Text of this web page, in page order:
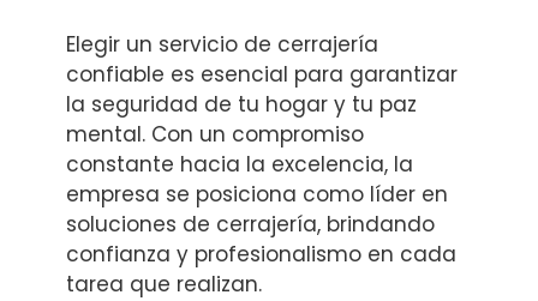
Elegir un servicio de cerrajería
confiable es esencial para garantizar
la seguridad de tu hogar y tu paz
mental. Con un compromiso
constante hacia la excelencia, la
empresa se posiciona como líder en
soluciones de cerrajería, brindando
confianza y profesionalismo en cada
tarea que realizan.